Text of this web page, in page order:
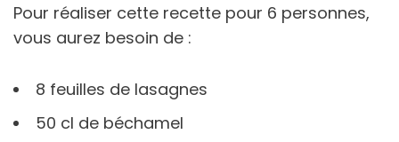
Pour réaliser cette recette pour 6 personnes,
vous aurez besoin de :
8 feuilles de lasagnes
50 cl de béchamel